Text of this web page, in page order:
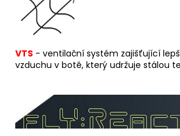
VTS - ventilační systém zajišťující
vzduchu v botě, který udržuje stálou